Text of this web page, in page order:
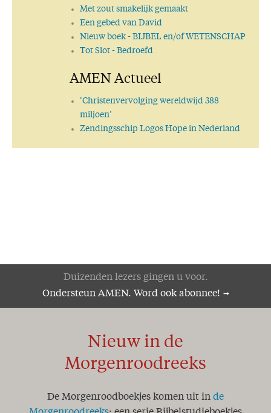
Met zout smakelijk gemaakt
Een gebed van David
Nieuw boek- BIJBEL en/of WETENSCHAP
Tot Slot- Bedroefd
AMEN Actueel
‘Christenvervolging wereldwijd 388
miljoen’
Zendingsschip Logos Hope in Nederland
Duizenden lezers gingen u voor.
Ondersteun AMEN. Word ook abonnee!
Nieuw in de
Morgenroodreeks
De Morgenroodboekjes komen uit in de